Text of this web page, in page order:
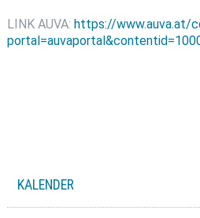
LINK AUVA: https://www.auva.at/
KALENDER